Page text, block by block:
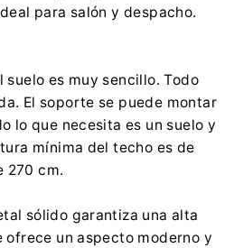
para salón y despacho.
suelo es muy sencillo. Todo
El soporte se puede montar
lo que necesita es un suelo y
mínima del techo es de
270 cm.
sólido garantiza una alta
un aspecto moderno y